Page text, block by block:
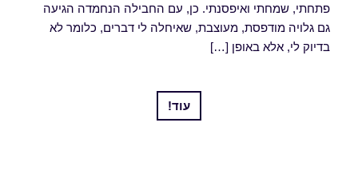
פתחתי, שמחתי ואיפסנתי. כן, עם החבילה הנחמדה הגיעה
גם גלויה מודפסת, מעוצבת, שאיחלה לי דברים, כלומר לא
בדיוק לי, אלא באופן […]
עוד!